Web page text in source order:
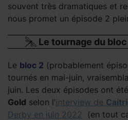
souvent très dramatiques et
nous promet un épisode 2
Le tournage du bloc
Le bloc 2 (probablement
tournés en mai-juin,
juin. Les deux épisodes ont
Gold selon l’interview de
Derby en juin 2022 (en tout